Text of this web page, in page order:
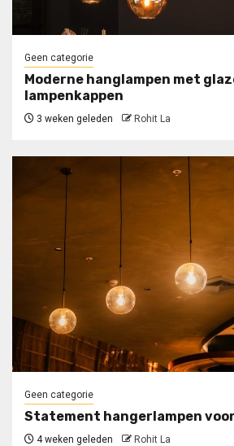
Geen categorie
Moderne hanglampen met
lampenkappen
3 weken geleden Rohit La
Geen categorie
Statement hangerlampen
4 weken geleden Rohit La